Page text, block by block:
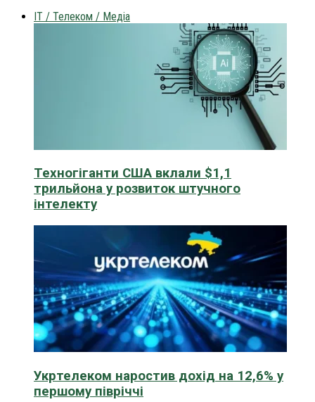
IT / Телеком / Медіа
Техногіганти США вклали $1,1
трильйона у розвиток штучного
інтелекту
Укртелеком наростив дохід на 12,6% у
першому півріччі